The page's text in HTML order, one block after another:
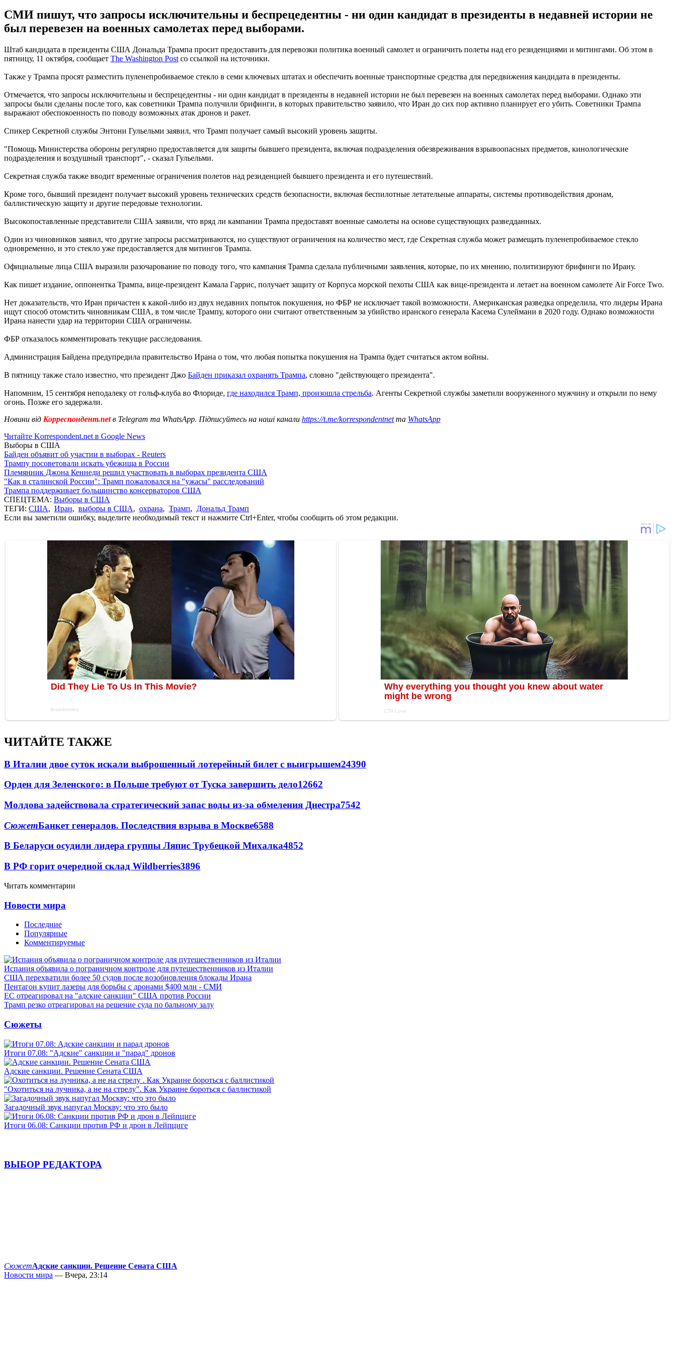
СМИ пишут, что запросы исключительны и беспрецедентны - ни один кандидат в президенты в недавней истории не
был перевезен на военных самолетах перед выборами.
Штаб кандидата в президенты США Дональда Трампа просит предоставить для перевозки политика военный самолет и ограничить полеты над его резиденциями и митингами. Об этом в
пятницу, 11 октября, сообщает The Washington Post со ссылкой на источники.
Также у Трампа просят разместить пуленепробиваемое стекло в семи ключевых штатах и ​​обеспечить военные транспортные средства для передвижения кандидата в президенты.
Отмечается, что запросы исключительны и беспрецедентны - ни один кандидат в президенты в недавней истории не был перевезен на военных самолетах перед выборами. Однако эти
запросы были сделаны после того, как советники Трампа получили брифинги, в которых правительство заявило, что Иран до сих пор активно планирует его убить. Советники Трампа
выражают обеспокоенность по поводу возможных атак дронов и ракет.
Спикер Секретной службы Энтони Гульельми заявил, что Трамп получает самый высокий уровень защиты.
"Помощь Министерства обороны регулярно предоставляется для защиты бывшего президента, включая подразделения обезвреживания взрывоопасных предметов, кинологические
подразделения и воздушный транспорт", - сказал Гульельми.
Секретная служба также вводит временные ограничения полетов над резиденцией бывшего президента и его путешествий.
Кроме того, бывший президент получает высокий уровень технических средств безопасности, включая беспилотные летательные аппараты, системы противодействия дронам,
баллистическую защиту и другие передовые технологии.
Высокопоставленные представители США заявили, что вряд ли кампании Трампа предоставят военные самолеты на основе существующих разведданных.
Один из чиновников заявил, что другие запросы рассматриваются, но существуют ограничения на количество мест, где Секретная служба может размещать пуленепробиваемое стекло
одновременно, и это стекло уже предоставляется для митингов Трампа.
Официальные лица США выразили разочарование по поводу того, что кампания Трампа сделала публичными заявления, которые, по их мнению, политизируют брифинги по Ирану.
Как пишет издание, оппонентка Трампа, вице-президент Камала Гаррис, получает защиту от Корпуса морской пехоты США как вице-президента и летает на военном самолете Air Force Two.
Нет доказательств, что Иран причастен к какой-либо из двух недавних попыток покушения, но ФБР не исключает такой возможности. Американская разведка определила, что лидеры Ирана
ищут способ отомстить чиновникам США, в том числе Трампу, которого они считают ответственным за убийство иранского генерала Касема Сулеймани в 2020 году. Однако возможности
Ирана нанести удар на территории США ограничены.
ФБР отказалось комментировать текущие расследования.
Администрация Байдена предупредила правительство Ирана о том, что любая попытка покушения на Трампа будет считаться актом войны.
В пятницу также стало известно, что президент Джо Байден приказал охранять Трампа, словно "действующего президента".
Напомним, 15 сентября неподалеку от гольф-клуба во Флориде, где находился Трамп, произошла стрельба. Агенты Секретной службы заметили вооруженного мужчину и открыли по нему
огонь. Позже его задержали.
Новини від Корреспондент.netв Telegram та WhatsApp. Підписуйтесь на наші канали https://t.me/korrespondentnetта WhatsApp
Читайте Korrespondent.net в Google News
Выборы в США
Байден объявит об участии в выборах - Reuters
Трампу посоветовали искать убежища в России
Племянник Джона Кеннеди решил участвовать в выборах президента США
"Как в сталинской России": Трамп пожаловался на "ужасы" расследований
Трампа поддерживает большинство консерваторов США
СПЕЦТЕМА: Выборы в США
ТЕГИ: США, Иран, выборы в США, охрана, Трамп, Дональд Трамп
Если вы заметили ошибку, выделите необходимый текст и нажмите Ctrl+Enter, чтобы сообщить об этом редакции.
ЧИТАЙТЕ ТАКЖЕ
В Италии двое суток искали выброшенный лотерейный билет с выигрышем24390
Орден для Зеленского: в Польше требуют от Туска завершить дело12662
Молдова задействовала стратегический запас воды из-за обмеления Днестра7542
СюжетБанкет генералов. Последствия взрыва в Москве6588
В Беларуси осудили лидера группы Ляпис Трубецкой Михалка4852
В РФ горит очередной склад Wildberries3896
Читать комментарии
Новости мира
Последние
Популярные
Комментируемые
Испания объявила о пограничном контроле для путешественников из Италии
США перехватили более 50 судов после возобновления блокады Ирана
Пентагон купит лазеры для борьбы с дронами $400 млн - СМИ
ЕС отреагировал на "адские санкции" США против России
Трамп резко отреагировал на решение суда по бальному залу
Сюжеты
Итоги 07.08: "Адские" санкции и "парад" дронов
Адские санкции. Решение Сената США
"Охотиться на лучника, а не на стрелу". Как Украине бороться с баллистикой
Загадочный звук напугал Москву: что это было
Итоги 06.08: Санкции против РФ и дрон в Лейпциге
ВЫБОР РЕДАКТОРА
СюжетАдские санкции. Решение Сената США
Новости мира — Вчера, 23:14